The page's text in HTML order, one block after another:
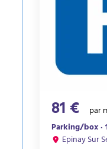
81 €
par
Parking/box ·
Epinay Sur